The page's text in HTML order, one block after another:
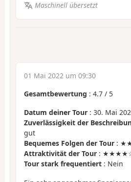
Maschinell übersetzt
01 Mai 2022 um 09:30
Gesamtbewertung : 4.7 / 5
Datum deiner Tour : 30. Mai
Zuverlässigkeit der
gut
Bequemes Folgen der Tour :
Attraktivität der Tour :
Tour stark frequentiert : Nein